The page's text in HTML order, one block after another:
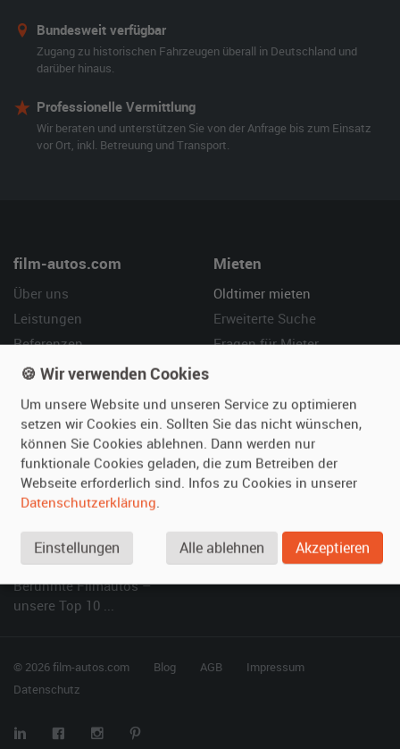
Bundesweit verfügbar
Zugang zu historischen Fahrzeugen überall in Deutschland und
darüber hinaus.
Professionelle Vermittlung
Wir beraten und unterstützen Sie von der Anfrage bis zum Einsatz
vor Ort, inkl. Betreuung und Transport.
film-autos.com
Über uns
Leistungen
Referenzen
Kundenmeinungen
Mieten
Oldtimer mieten
Erweiterte Suche
Fragen für Mieter
Vermieten
Oldtimer anmelden
Fotos senden
Fragen für Vermieter
Hilfe
Häufige Fragen (FAQ)
So funktioniert's
SPECIAL
Berühmte Filmautos –
unsere Top 10 ...
© 2026 film-autos.com Blog AGB
Impressum
Datenschutz
🍪 Wir verwenden Cookies
Um unsere Website und unseren Service zu optimieren
setzen wir Cookies ein. Sollten Sie das nicht wünschen,
können Sie Cookies ablehnen. Dann werden nur
funktionale Cookies geladen, die zum Betreiben der
Webseite erforderlich sind. Infos zu Cookies in unserer
Datenschutzerklärung.
Einstellungen Alle ablehnen Akzeptieren